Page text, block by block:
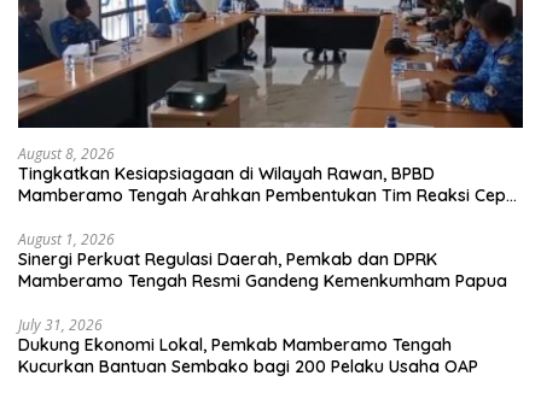
August 8, 2026
Tingkatkan Kesiapsiagaan di Wilayah Rawan, BPBD
Mamberamo Tengah Arahkan Pembentukan Tim Reaksi Cepat
August 1, 2026
Sinergi Perkuat Regulasi Daerah, Pemkab dan DPRK
Mamberamo Tengah Resmi Gandeng Kemenkumham Papua
July 31, 2026
Dukung Ekonomi Lokal, Pemkab Mamberamo Tengah
Kucurkan Bantuan Sembako bagi 200 Pelaku Usaha OAP